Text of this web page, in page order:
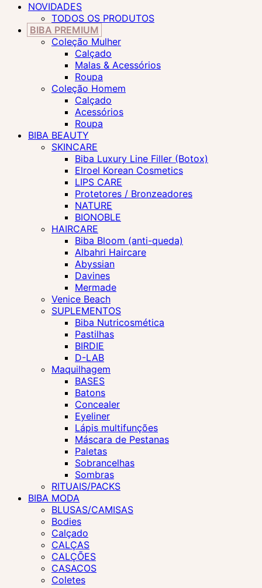
NOVIDADES
TODOS OS PRODUTOS
BIBA PREMIUM
Coleção Mulher
Calçado
Malas & Acessórios
Roupa
Coleção Homem
Calçado
Acessórios
Roupa
BIBA BEAUTY
SKINCARE
Biba Luxury Line Filler (Botox)
Elroel Korean Cosmetics
LIPS CARE
Protetores / Bronzeadores
NATURE
BIONOBLE
HAIRCARE
Biba Bloom (anti-queda)
Albahri Haircare
Abyssian
Davines
Mermade
Venice Beach
SUPLEMENTOS
Biba Nutricosmética
Pastilhas
BIRDIE
D-LAB
Maquilhagem
BASES
Batons
Concealer
Eyeliner
Lápis multifunções
Máscara de Pestanas
Paletas
Sobrancelhas
Sombras
RITUAIS/PACKS
BIBA MODA
BLUSAS/CAMISAS
Bodies
Calçado
CALÇAS
CALÇÕES
CASACOS
Coletes